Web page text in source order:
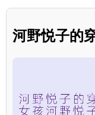
河野悦子的